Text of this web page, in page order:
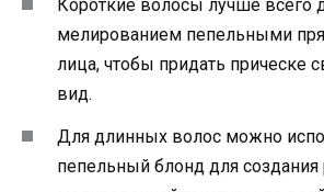
Короткие волосы лучше всего
мелированием пепельными
лица, чтобы придать прическе
вид.
Для длинных волос можно
пепельный блонд для